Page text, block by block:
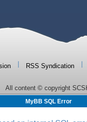
RSS Syndication
All content © copyright
MyBB SQL Error